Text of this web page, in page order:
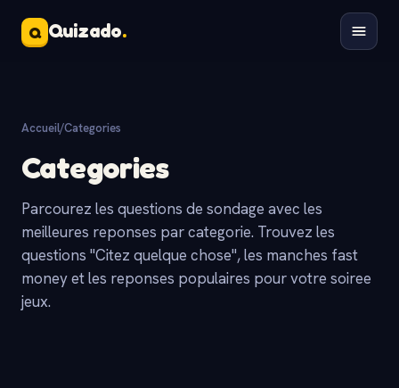
Q Quizado.
Accueil/Categories
Categories
Parcourez les questions de sondage avec les
meilleures reponses par categorie. Trouvez les
questions "Citez quelque chose", les manches fast
money et les reponses populaires pour votre soiree
jeux.